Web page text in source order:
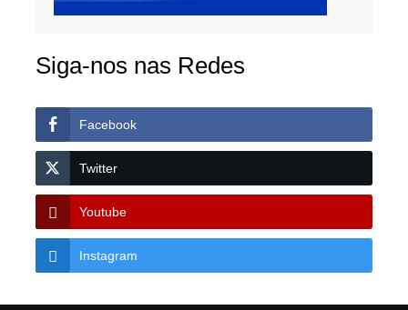
Siga-nos nas Redes
Facebook
Twitter
Youtube
Instagram